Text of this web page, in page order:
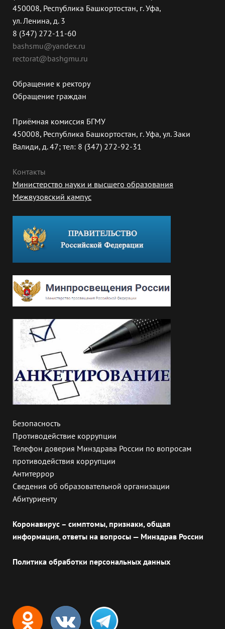
450008, Республика Башкортостан, г. Уфа,
ул. Ленина, д. 3
8 (347) 272-11-60
bashsmu@yandex.ru
rectorat@bashgmu.ru
Обращение к ректору
Обращение граждан
Приёмная комиссия БГМУ
450008, Республика Башкортостан, г. Уфа, ул. Заки
Валиди, д. 47; тел: 8 (347) 272-92-31
Контакты
Министерство науки и высшего образования
Межвузовский кампус
Безопасность
Противодействие коррупции
Телефон доверия Минздрава России по вопросам
противодействия коррупции
Антитеррор
Сведения об образовательной организации
Абитуриенту
Коронавирус – симптомы, признаки, общая
информация, ответы на вопросы — Минздрав России
Политика обработки персональных данных